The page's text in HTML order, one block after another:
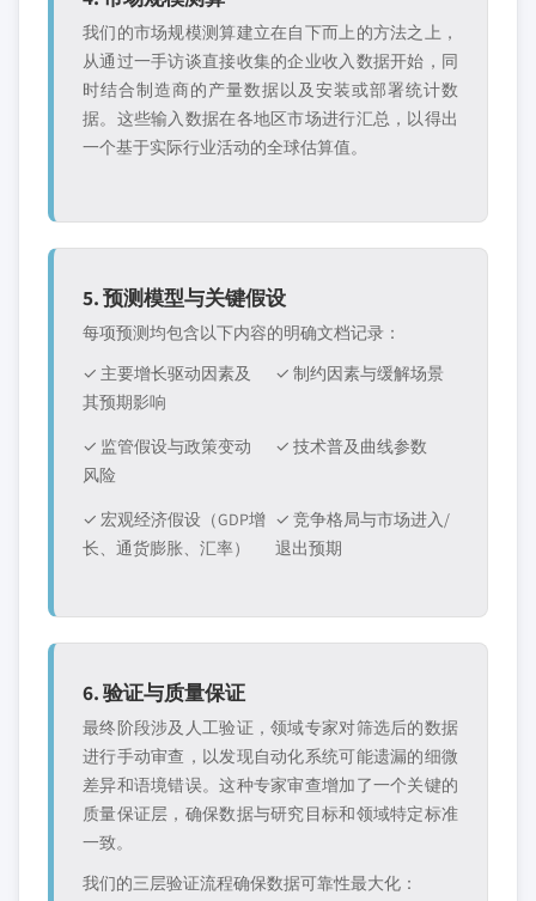
我们的市场规模测算建立在自下而上的方法之上，
从通过一手访谈直接收集的企业收入数据开始，同
时结合制造商的产量数据以及安装或部署统计数
据。这些输入数据在各地区市场进行汇总，以得出
一个基于实际行业活动的全球估算值。
5. 预测模型与关键假设
每项预测均包含以下内容的明确文档记录：
✓ 主要增长驱动因素及
其预期影响
✓ 制约因素与缓解场景
✓ 监管假设与政策变动
风险
✓ 技术普及曲线参数
✓ 宏观经济假设（GDP增
长、通货膨胀、汇率）
✓ 竞争格局与市场进入/
退出预期
6. 验证与质量保证
最终阶段涉及人工验证，领域专家对筛选后的数据
进行手动审查，以发现自动化系统可能遗漏的细微
差异和语境错误。这种专家审查增加了一个关键的
质量保证层，确保数据与研究目标和领域特定标准
一致。
我们的三层验证流程确保数据可靠性最大化：